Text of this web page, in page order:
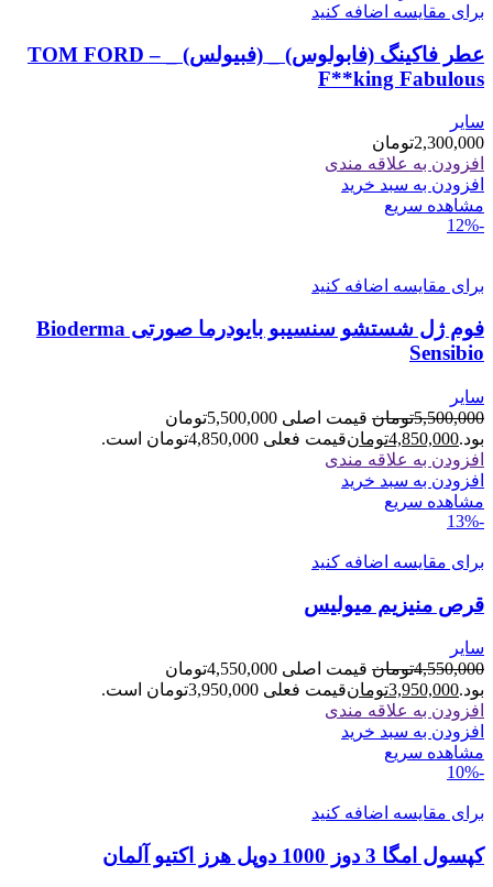
برای مقایسه اضافه کنید
عطر فاکینگ (فابولوس) _ (فبیولس) _ TOM FORD –
F**king Fabulous
سایر
2,300,000تومان
افزودن به علاقه مندی
افزودن به سبد خرید
مشاهده سریع
-12%
برای مقایسه اضافه کنید
فوم ژل شستشو سنسیبو بایودرما صورتی Bioderma
Sensibio
سایر
5,500,000تومان
قیمت اصلی 5,500,000تومان
بود.4,850,000تومانقیمت فعلی 4,850,000تومان است.
افزودن به علاقه مندی
افزودن به سبد خرید
مشاهده سریع
-13%
برای مقایسه اضافه کنید
قرص منیزیم میولیس
سایر
4,550,000تومان
قیمت اصلی 4,550,000تومان
بود.3,950,000تومانقیمت فعلی 3,950,000تومان است.
افزودن به علاقه مندی
افزودن به سبد خرید
مشاهده سریع
-10%
برای مقایسه اضافه کنید
کپسول امگا 3 دوز 1000 دوپل هرز اکتیو آلمان